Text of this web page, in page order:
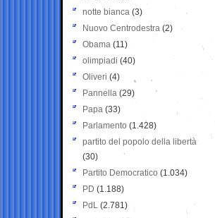
notte bianca (3)
Nuovo Centrodestra (2)
Obama (11)
olimpiadi (40)
Oliveri (4)
Pannella (29)
Papa (33)
Parlamento (1.428)
partito del popolo della libertà
(30)
Partito Democratico (1.034)
PD (1.188)
PdL (2.781)